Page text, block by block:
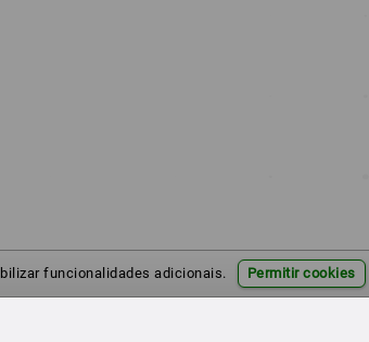
funcionalidades adicionais. Permitir cookies